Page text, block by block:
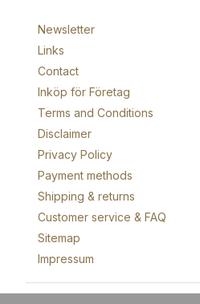
Newsletter
Links
Contact
Inköp för Företag
Terms and Conditions
Disclaimer
Privacy Policy
Payment methods
Shipping & returns
Customer service & FAQ
Sitemap
Impressum